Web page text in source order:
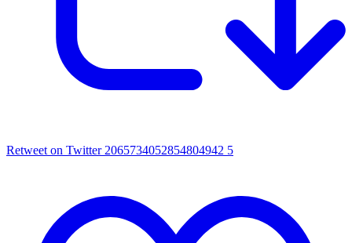
Retweet on Twitter 2065734052854804942 5